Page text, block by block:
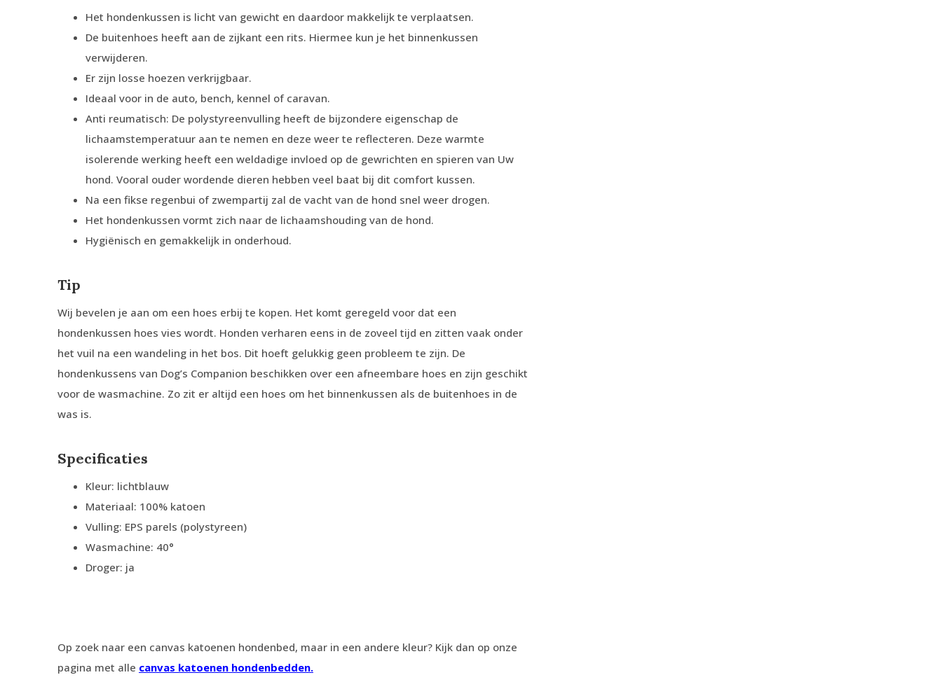
Het hondenkussen is licht van gewicht en daardoor makkelijk te verplaatsen.
De buitenhoes heeft aan de zijkant een rits. Hiermee kun je het binnenkussen
verwijderen.
Er zijn losse hoezen verkrijgbaar.
Ideaal voor in de auto, bench, kennel of caravan.
Anti reumatisch: De polystyreenvulling heeft de bijzondere eigenschap de
lichaamstemperatuur aan te nemen en deze weer te reflecteren. Deze warmte
isolerende werking heeft een weldadige invloed op de gewrichten en spieren van Uw
hond. Vooral ouder wordende dieren hebben veel baat bij dit comfort kussen.
Na een fikse regenbui of zwempartij zal de vacht van de hond snel weer drogen.
Het hondenkussen vormt zich naar de lichaamshouding van de hond.
Hygiënisch en gemakkelijk in onderhoud.
Tip
Wij bevelen je aan om een hoes erbij te kopen. Het komt geregeld voor dat een
hondenkussen hoes vies wordt. Honden verharen eens in de zoveel tijd en zitten vaak onder
het vuil na een wandeling in het bos. Dit hoeft gelukkig geen probleem te zijn. De
hondenkussens van Dog’s Companion beschikken over een afneembare hoes en zijn geschikt
voor de wasmachine. Zo zit er altijd een hoes om het binnenkussen als de buitenhoes in de
was is.
Specificaties
Kleur: lichtblauw
Materiaal: 100% katoen
Vulling: EPS parels (polystyreen)
Wasmachine: 40°
Droger: ja
Op zoek naar een canvas katoenen hondenbed, maar in een andere kleur? Kijk dan op onze
pagina met alle canvas katoenen hondenbedden.